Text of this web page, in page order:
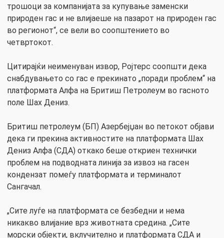
трошоци за компанијата за купување заменски
природен гас и не влијаеше на пазарот на природен гас
во регионот“, се вели во соопштението во
четвртокот.
Цитирајќи неименуван извор, Ројтерс соопшти дека
снабдувањето со гас е прекинато „поради проблем“ на
платформата Алфа на Бритиш Петролеум во гасното
поле Шах Дениз.
Бритиш петролеум (БП) Азербејџан во петокот објави
дека ги прекина активностите на платформата Шах
Дениз Алфа (СДА) откако беше откриен технички
проблем на подводната линија за извоз на гасен
кондензат помеѓу платформата и терминалот
Сангачал.
„Сите луѓе на платформата се безбедни и нема
никакво влијание врз животната средина. „Сите
морски објекти, вклучително и платформата СДА и